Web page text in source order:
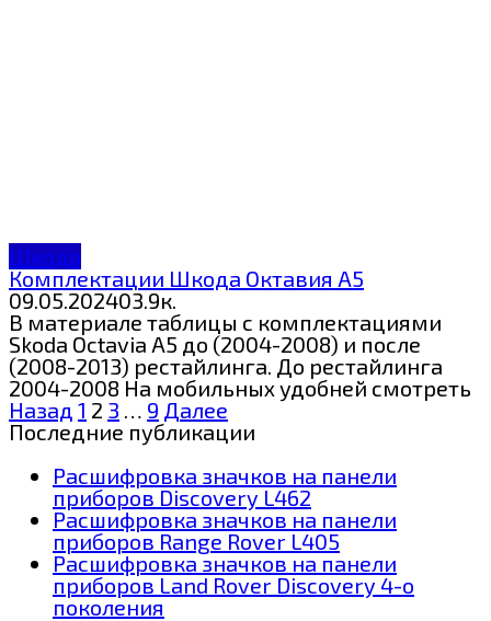
Шкода
Комплектации Шкода Октавия А5
09.05.202403.9к.
В материале таблицы с комплектациями
Skoda Octavia A5 до (2004-2008) и после
(2008-2013) рестайлинга. До рестайлинга
2004-2008 На мобильных удобней смотреть
Пагинация
записей
Назад 1 2 3 … 9 Далее
Последние публикации
Расшифровка значков на панели
приборов Discovery L462
Расшифровка значков на панели
приборов Range Rover L405
Расшифровка значков на панели
приборов Land Rover Discovery 4-о
поколения